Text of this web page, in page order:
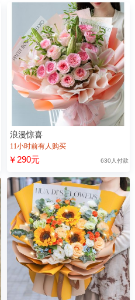
浪漫惊喜
11小时前有人购买
￥290元 630人付款